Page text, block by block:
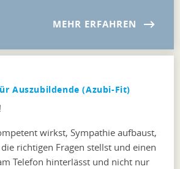
MEHR ERFAHREN
Auszubildende (Azubi-Fit)
wirkst, Sympathie aufbaust,
richtigen Fragen stellst und einen
Telefon hinterlässt und nicht nur